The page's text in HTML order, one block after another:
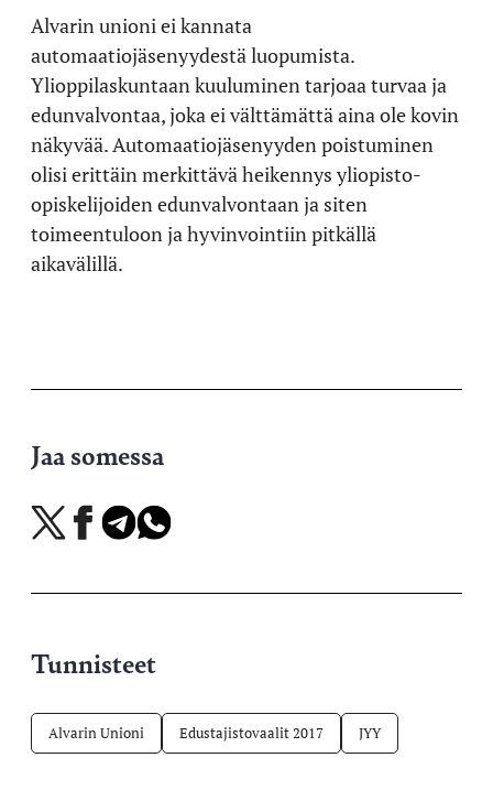
Alvarin unioni ei kannata
automaatiojäsenyydestä luopumista.
Ylioppilaskuntaan kuuluminen tarjoaa turvaa ja
edunvalvontaa, joka ei välttämättä aina ole kovin
näkyvää. Automaatiojäsenyyden poistuminen
olisi erittäin merkittävä heikennys yliopisto-
opiskelijoiden edunvalvontaan ja siten
toimeentuloon ja hyvinvointiin pitkällä
aikavälillä.
Jaa somessa
Jaa
X-
Jaa
Facebookissa
Jaa
Telegramissa
Jaa
WhatsAppissa
Tunnisteet
Alvarin Unioni Edustajistovaalit 2017 JYY